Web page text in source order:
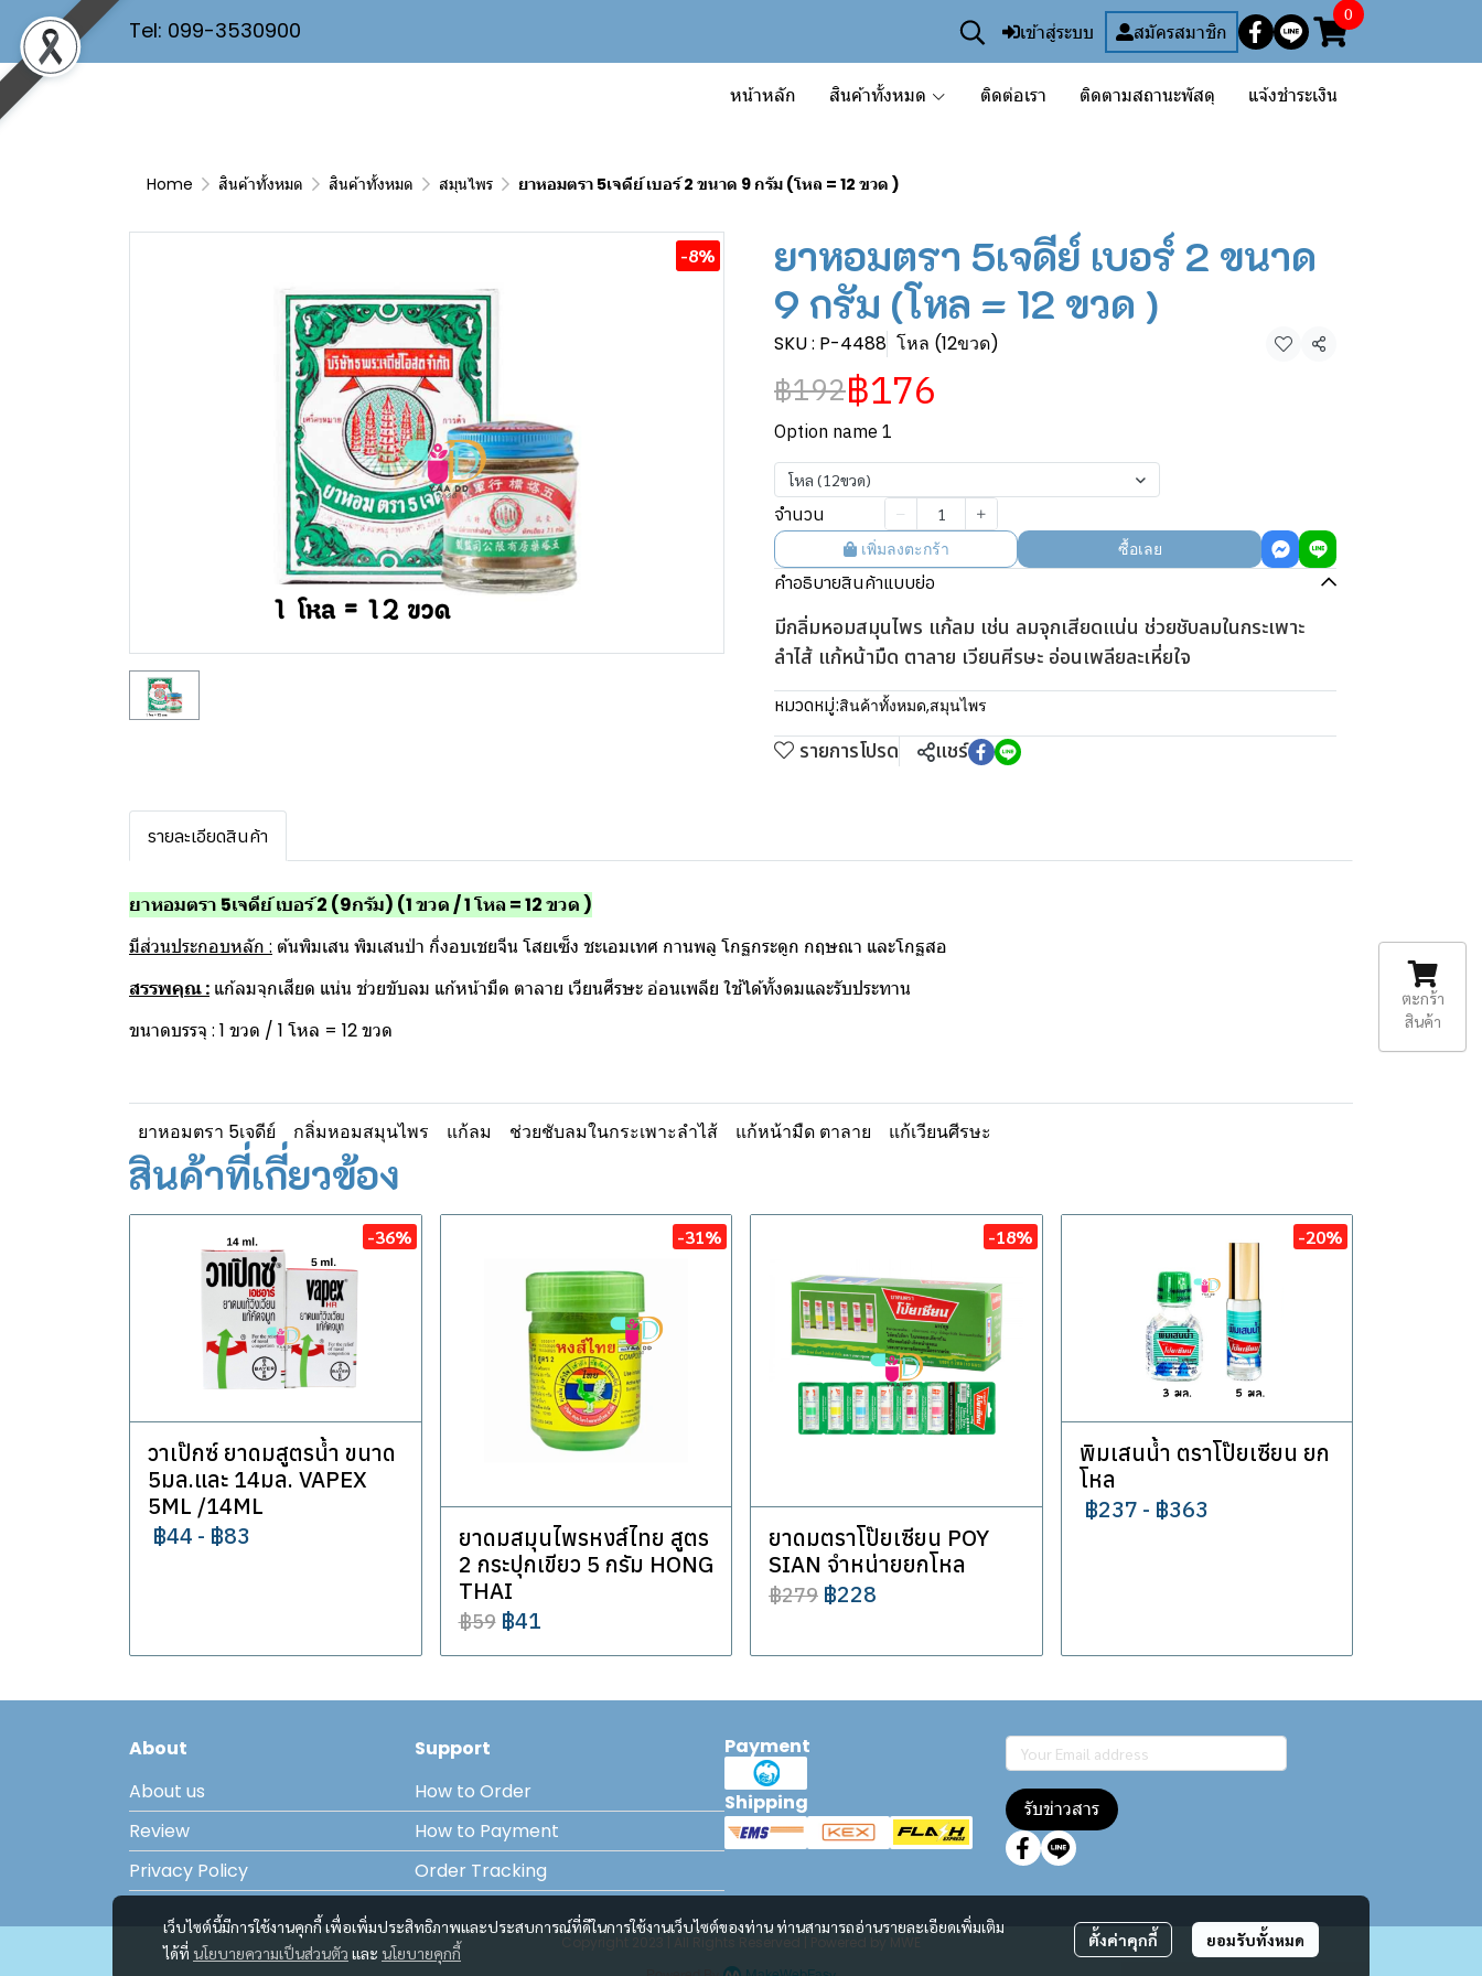
Tel: 099-3530900 เข้าสู่ระบบ สมัครสมาชิก
0
หน้าหลัก สินค้าทั้งหมด ติดต่อเรา ติดตามสถานะพัสดุ แจ้งชำระเงิน
Home สินค้าทั้งหมด สินค้าทั้งหมด สมุนไพร ยาหอมตรา 5เจดีย์ เบอร์ 2 ขนาด 9 กรัม (โหล = 12 ขวด )
-8%
ยาหอมตรา 5เจดีย์ เบอร์ 2 ขนาด
9 กรัม (โหล = 12 ขวด )
SKU : P-4488 โหล (12ขวด) แชร์
฿192฿176
Option name 1
โหล (12ขวด)
จำนวน
เพิ่มลงตะกร้า
ซื้อเลย
คำอธิบายสินค้าแบบย่อ
มีกลิ่มหอมสมุนไพร แก้ลม เช่น ลมจุกเสียดแน่น ช่วยชับลมในกระเพาะ
ลำไส้ แก้หน้ามืด ตาลาย เวียนศีรษะ อ่อนเพลียละเหี่ยใจ
หมวดหมู่:สินค้าทั้งหมด,สมุนไพร
รายการโปรด แชร์
รายละเอียดสินค้า
ยาหอมตรา 5เจดีย์ เบอร์ 2 (9กรัม) (1 ขวด / 1 โหล = 12 ขวด )
มีส่วนประกอบหลัก : ต้นพิมเสน พิมเสนป่า กิ่งอบเชยจีน โสยเซ็ง ชะเอมเทศ กานพลู โกฐกระดูก กฤษณา และโกฐสอ
สรรพคุณ : แก้ลมจุกเสียด แน่น ช่วยขับลม แก้หน้ามืด ตาลาย เวียนศีรษะ อ่อนเพลีย ใช้ได้ทั้งดมและรับประทาน
ขนาดบรรจุ : 1 ขวด / 1 โหล = 12 ขวด
ยาหอมตรา 5เจดีย์ กลิ่มหอมสมุนไพร แก้ลม ช่วยชับลมในกระเพาะลำไส้ แก้หน้ามืด ตาลาย แก้เวียนศีรษะ
สินค้าที่เกี่ยวข้อง
-36%
วาเป๊กซ์ ยาดมสูตรน้ำ ขนาด
5มล.และ 14มล. VAPEX
5ML /14ML
฿44 - ฿83
-31%
ยาดมสมุนไพรหงส์ไทย สูตร
2 กระปุกเขียว 5 กรัม HONG
THAI
฿59 ฿41
-18%
ยาดมตราโป๊ยเซียน POY
SIAN จำหน่ายยกโหล
฿279 ฿228
-20%
พิมเสนน้ำ ตราโป๊ยเซียน ยก
โหล
฿237 - ฿363
เว็บไซต์นี้มีการใช้งานคุกกี้ เพื่อเพิ่มประสิทธิภาพและประสบการณ์ที่ดีในการใช้งานเว็บไซต์ของท่าน ท่านสามารถอ่านรายละเอียดเพิ่มเติม
ได้ที่ นโยบายความเป็นส่วนตัว และ นโยบายคุกกี้
ตั้งค่าคุกกี้ ยอมรับทั้งหมด
About
About us
Review
Privacy Policy
Support
How to Order
How to Payment
Order Tracking
Payment
Shipping รับข่าวสาร
ตะกร้า
สินค้า